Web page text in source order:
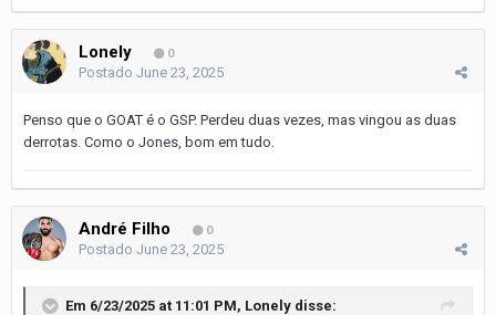
Lonely 0
Postado June 23, 2025
Penso que o GOAT é o GSP. Perdeu duas vezes, mas vingou as duas
derrotas. Como o Jones, bom em tudo.
André Filho 0
Postado June 23, 2025
Em 6/23/2025 at 11:01 PM, Lonely disse: